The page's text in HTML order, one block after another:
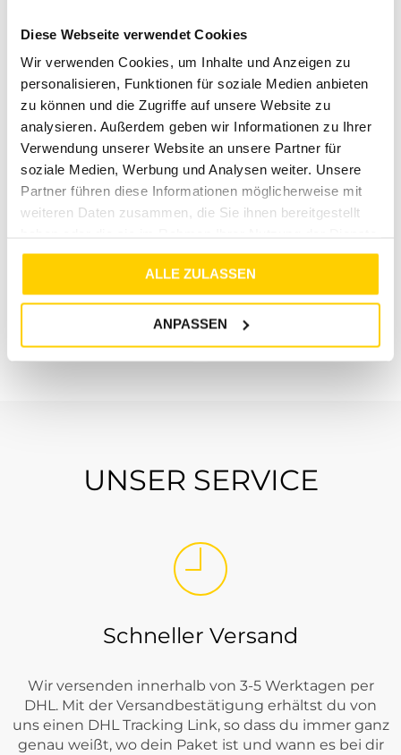
Diese Webseite verwendet Cookies
Wir verwenden Cookies, um Inhalte und Anzeigen zu
personalisieren, Funktionen für soziale Medien anbieten
zu können und die Zugriffe auf unsere Website zu
analysieren. Außerdem geben wir Informationen zu Ihrer
Verwendung unserer Website an unsere Partner für
soziale Medien, Werbung und Analysen weiter. Unsere
Partner führen diese Informationen möglicherweise mit
weiteren Daten zusammen, die Sie ihnen bereitgestellt
gesammelt haben.
ALLE ZULASSEN
ANPASSEN
UNSER SERVICE
Schneller Versand
Wir versenden innerhalb von 3-5 Werktagen per
DHL. Mit der Versandbestätigung erhältst du von
uns einen DHL Tracking Link, so dass du immer ganz
genau weißt, wo dein Paket ist und wann es bei dir